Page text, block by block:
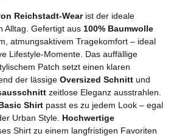
Reichstadt-Wearist der ideale
Alltag. Gefertigt aus 100% Baumwolle
atmungsaktivem Tragekomfort – ideal
Lifestyle-Momente. Das auffällige
Patch setzt einen klaren
der lässige Oversized Schnitt und
zeitlose Eleganz ausstrahlen.
Shirt passt es zu jedem Look – egal
Urban Style. Hochwertige
Shirt zu einem langfristigen Favoriten